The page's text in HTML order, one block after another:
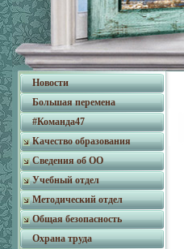
Новости
Большая перемена
#Команда47
Качество образования
Сведения об ОО
Учебный отдел
Методический отдел
Общая безопасность
Охрана труда